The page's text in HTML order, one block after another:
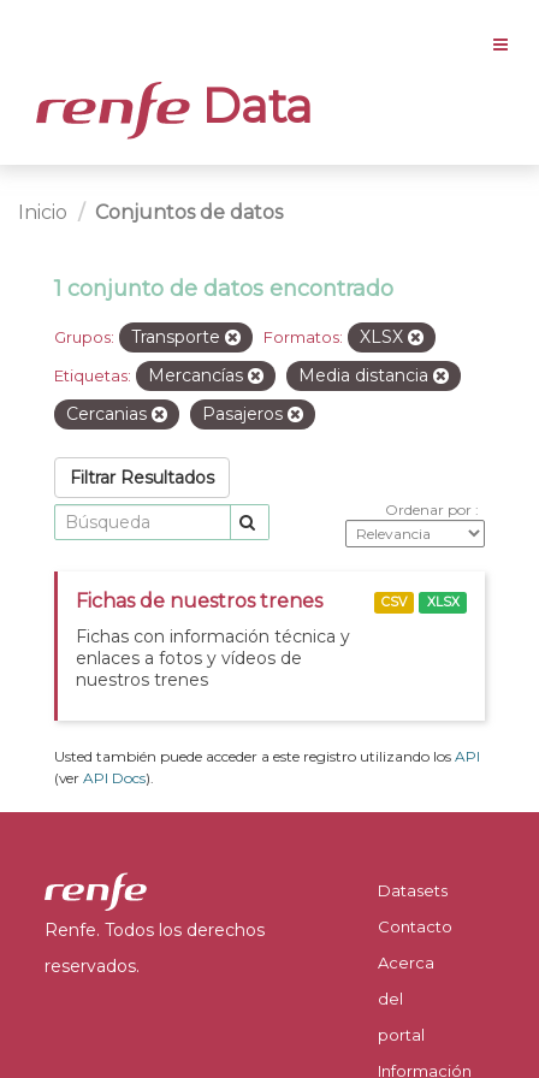
Data
Inicio Conjuntos de datos
1 conjunto de datos encontrado
Grupos: Transporte Formatos: XLSX
Etiquetas: Mercancías
Media distancia
Cercanias
Pasajeros
Filtrar Resultados
Ordenar por
Fichas de nuestros trenes
Fichas con información técnica y
enlaces a fotos y vídeos de
nuestros trenes
CSV XLSX
Usted también puede acceder a este registro utilizando los API
(ver API Docs).
Renfe. Todos los derechos
reservados.
Datasets
Contacto
Acerca
del
portal
Información